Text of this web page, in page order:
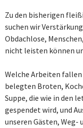
Zu den bisherigen
suchen wir
Obdachlose,
nicht leisten können
Welche Arbeiten
belegten Broten,
Suppe, die wie in den
gespendet wird, und
unseren Gästen,